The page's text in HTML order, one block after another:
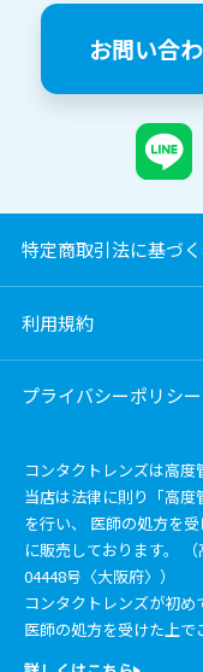
お問い合
特定商取引法に基づ
利用規約
プライバシーポリシー
コンタクトレンズは高度
当店は法律に則り「高
を行い、 医師の処方を
に販売しております。
04448号〈大阪府〉）
コンタクトレンズが初め
医師の処方を受けた上で